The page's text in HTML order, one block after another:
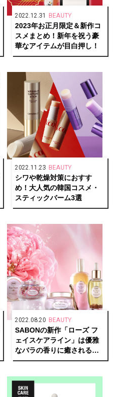
2022.12.31 BEAUTY
2023年お正月限定＆新作コ
スメまとめ！新年を祝う豪
華なアイテムが目白押し！
2022.11.23 BEAUTY
シワや乾燥対策におすす
め！大人気の韓国コスメ・
スティックバーム3選
2022.08.20 BEAUTY
SABONの新作「ローズ フ
ェイスケアライン」は優雅
なバラの香りに癒されるラ
グジュアリーなスキンケア